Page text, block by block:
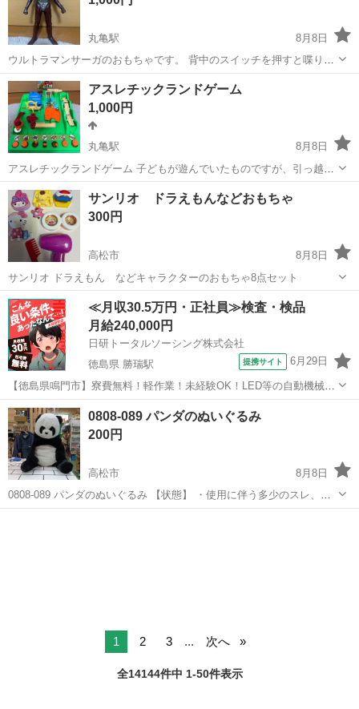
丸亀駅
8月8日
ウルトラマンサーガのおもちゃです。 背中のスイッチを押すと喋りま
す。 今ではなかなか手に入らないレアな商品です。
香川 丸亀市 フィギュア
アスレチックランドゲーム
1,000円
丸亀駅
8月8日
アスレチックランドゲーム 子どもが遊んでいたものですが、引っ越し
をするため出品します。 大切に使っていたので、傷や汚れはほとんど
ありません。 ボールは1つしかありませんが、箱は付いています。 快
活CLUB丸亀まで取りに来...
香川 丸亀市 丸亀駅 パズル アスレチックランドゲーム
サンリオ ドラえもんなどおもちゃ
300円
高松市
8月8日
サンリオ ドラえもん などキャラクターのおもちゃ8点セット
香川 高松市 おもちゃ ドラえもん
≪月収30.5万円・正社員≫検査・検品
月給240,000円
日研トータルソーシング株式会社
徳島県 勝瑞駅
提携サイト 6月29日
【徳島県鳴門市】寮費無料！軽作業！未経験OK！LED等の自動機械加
工・検査・梱包・データ入力《お仕事No.NS0560》 お仕事について ス
マートフォンやパソコン、車などに使われるLED等の電子部品の製造
とそれに付帯する作...
徳島 鳴門市 その他
0808-089 パンダのぬいぐるみ
200円
高松市
8月8日
0808-089 パンダのぬいぐるみ 【状態】 ・使用に伴う多少のスレ、キ
ズ、落としきれない汚れなどございます ・詳細は現地でご確認くださ
1 2 3 ... 次へ
全14144件中 1-50件表示